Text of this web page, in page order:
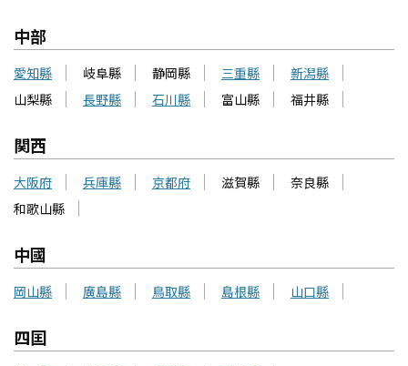
中部
愛知縣 岐阜縣 静岡縣 三重縣
新潟縣
山梨縣
長野縣 石川縣 富山縣 福井縣
関西
大阪府 兵庫縣 京都府 滋賀縣
奈良縣
和歌山縣
中國
岡山縣 廣島縣 鳥取縣 島根縣 山口縣
四囯